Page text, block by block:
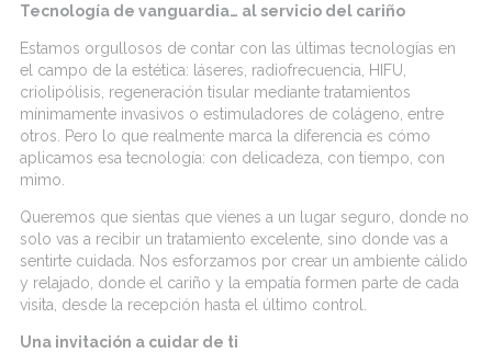
Tecnología de vanguardia… al servicio del cariño
Estamos orgullosos de contar con las últimas tecnologías en
el campo de la estética: láseres, radiofrecuencia, HIFU,
criolipólisis regeneración tisular mediante tratamientos
mínimamente invasivos o estimuladores de colágeno, entre
otros. Pero lo que realmente marca la diferencia es cómo
aplicamos esa tecnología: con delicadeza, con tiempo, con
mimo.
Queremos que sientas que vienes a un lugar seguro, donde no
solo vas a recibir un tratamiento excelente, sino donde vas a
sentirte cuidada. Nos esforzamos por crear un ambiente cálido
y relajado, donde el cariño y la empatía formen parte de cada
visita, desde la recepción hasta el último control.
Una invitación a cuidar de ti